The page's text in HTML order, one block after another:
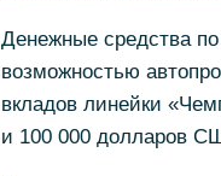
Денежные средства
возможностью
вкладов линейки
и 100 000 долларов